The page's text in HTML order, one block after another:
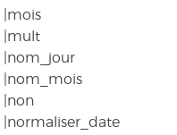
|mois
|mult
|nom_jour
|nom_mois
|non
|normaliser_date